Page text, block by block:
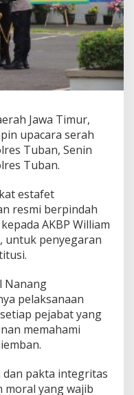
Jawa Timur,
upacara serah
Tuban, Senin
Tuban.
estafet
resmi berpindah
AKBP William
untuk penyegaran
Nanang
pelaksanaan
pejabat yang
memahami
pakta integritas
moral yang wajib